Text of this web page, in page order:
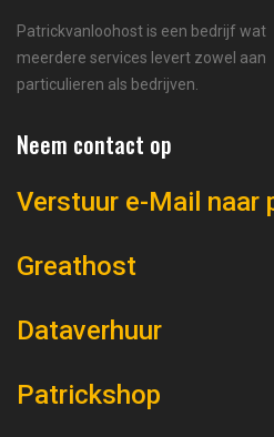
Patrickvanloohost is een bedrijf wat
meerdere services levert zowel aan
particulieren als bedrijven.
Neem contact op
Verstuur e-Mail naar
Greathost
Dataverhuur
Patrickshop